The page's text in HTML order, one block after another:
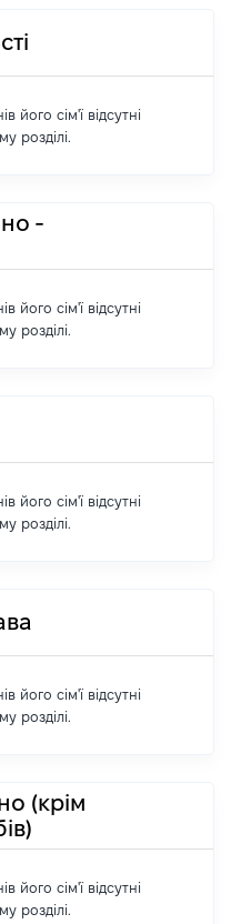
його сім'ї відсутні
розділі.
-
його сім'ї відсутні
розділі.
його сім'ї відсутні
розділі.
його сім'ї відсутні
розділі.
(крім
його сім'ї відсутні
розділі.